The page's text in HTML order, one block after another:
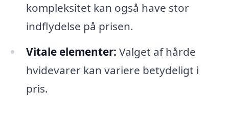
kompleksitet kan også have stor
indflydelse på prisen.
Vitale elementer: Valget af hårde
hvidevarer kan variere betydeligt i
pris.